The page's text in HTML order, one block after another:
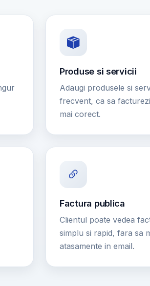
Produse si servicii
Adaugi produsele si
frecvent, ca sa
mai corect.
Factura publica
Clientul poate vedea
simplu si rapid, fara sa
atasamente in email.